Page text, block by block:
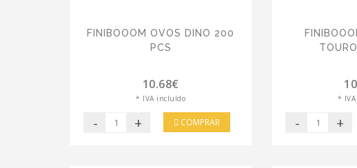
FINIBOOOM OVOS DINO 200
PCS
10.68€
* IVA incluído
- + COMPRAR
*
- +